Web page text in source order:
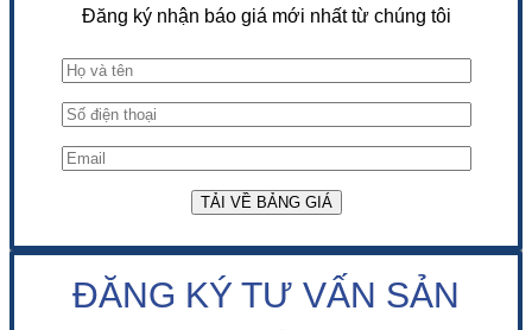
Đăng ký nhận báo giá mới nhất từ chúng tôi
ĐĂNG KÝ TƯ VẤN SẢN